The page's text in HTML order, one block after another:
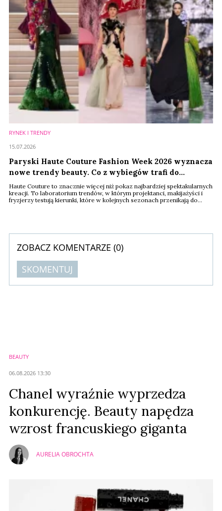
RYNEK I TRENDY
Paryski Haute Couture Fashion Week 2026 wyznacza
nowe trendy beauty. Co z wybiegów trafi do
kosmetyczek konsumentów?
Haute Couture to znacznie więcej niż pokaz najbardziej spektakularnych
kreacji. To laboratorium trendów, w którym projektanci, makijażyści i
fryzjerzy testują kierunki, które w kolejnych sezonach przenikają do
15.07.2026
ZOBACZ KOMENTARZE (0)
SKOMENTUJ
BEAUTY
06.08.2026 13:30
Chanel wyraźnie wyprzedza
konkurencję. Beauty napędza
wzrost francuskiego giganta
AURELIA OBROCHTA